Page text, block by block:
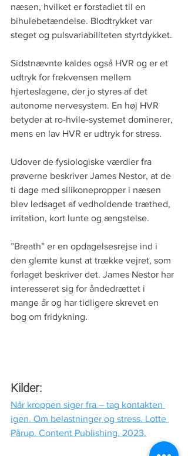
næsen, hvilket er forstadiet til en
bihulebetændelse. Blodtrykket var
steget og pulsvariabiliteten styrtdykket.
Sidstnævnte kaldes også HVR og er et
udtryk for frekvensen mellem
hjerteslagene, der jo styres af det
autonome nervesystem. En høj HVR
betyder at ro-hvile-systemet dominerer,
mens en lav HVR er udtryk for stress.
Udover de fysiologiske værdier fra
prøverne beskriver James Nestor, at de
ti dage med silikonepropper i næsen
blev ledsaget af vedholdende træthed,
irritation, kort lunte og ængstelse.
”Breath” er en opdagelsesrejse ind i
den glemte kunst at trække vejret, som
forlaget beskriver det. James Nestor har
interesseret sig for åndedrættet i
mange år og har tidligere skrevet en
bog om fridykning.
Kilder:
Når kroppen siger fra – tag kontakten
igen. Om belastninger og stress. Lotte
Pårup. Content Publishing. 2023.